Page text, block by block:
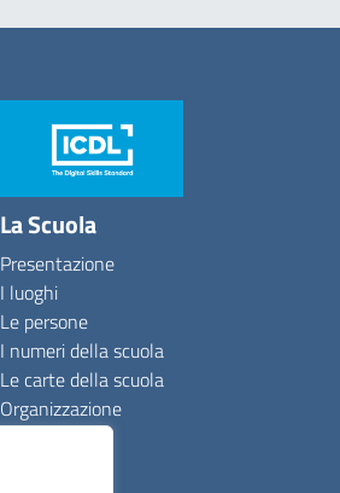
La Scuola
Presentazione
I luoghi
Le persone
I numeri della scuola
Le carte della scuola
Organizzazione